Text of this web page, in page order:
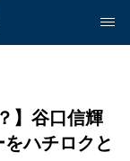
】谷口信輝
ハチロクと